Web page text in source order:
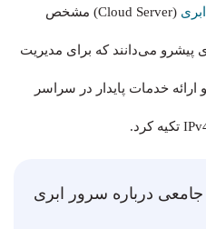
(Cloud Server) مشخص
پیشرو می‌دانند که برای مدیریت
ارائه خدمات پایدار در سراسر
جامعی درباره سرور ابری